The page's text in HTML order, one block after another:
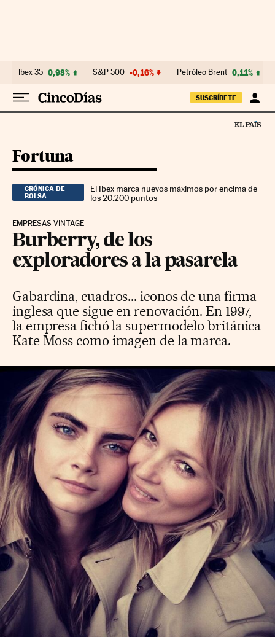
Ibex 35 0,98% S&P 500 -0,16% Petróleo Brent 0,11%
SUSCRÍBETE
Fortuna
CRÓNICA DE
BOLSA
El Ibex marca nuevos máximos por encima de
los 20.200 puntos
EMPRESAS VINTAGE
Burberry, de los
exploradores a la pasarela
Gabardina, cuadros... iconos de una firma
inglesa que sigue en renovación. En 1997,
la empresa fichó la supermodelo británica
Kate Moss como imagen de la marca.